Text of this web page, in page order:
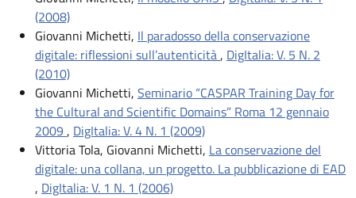
(2008)
Giovanni Michetti, Il paradosso della conservazione
digitale: riflessioni sull’autenticità, DigItalia: V. 5 N. 2
(2010)
Giovanni Michetti, Seminario “CASPAR Training Day for
the Cultural and Scientific Domains” Roma 12 gennaio
2009 , DigItalia: V. 4 N. 1 (2009)
Vittoria Tola, Giovanni Michetti, La conservazione del
digitale: una collana, un progetto. La pubblicazione di EAD
, DigItalia: V. 1 N. 1 (2006)